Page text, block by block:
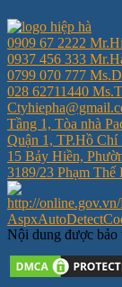
0909 67 2222
0937 456 333
0799 070 777
028 62711440
Tầng 1, Tòa nhà
Quận 1, TP.Hồ Chí
15 Bảy Hiền,
3189/23 Phạm
Nội dung được bảo